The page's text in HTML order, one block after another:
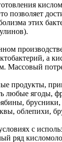
позволяет
этих
а
Массовый
продукты,
любые ягоды,
облепихи,
с
ряд